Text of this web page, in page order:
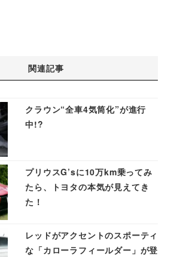
関連記事
クラウン“全車4気筒化”が進行
中!?
プリウスG’sに10万km乗ってみ
たら、トヨタの本気が見えてき
た！
レッドがアクセントのスポーティ
な「カローラフィールダー」が登